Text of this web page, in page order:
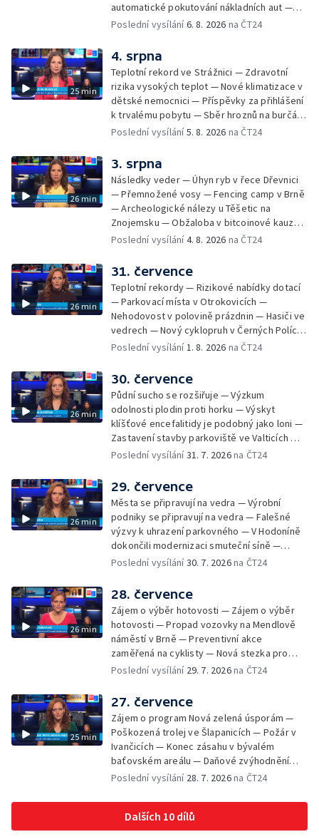
automatické pokutování nákladních aut —
Demolice vyhořelé budovy ve Zlíně — Případ
stadionu na Vyškovsku — Výstraha před
bouřkami — Brno hostí Mezinárodní kytarový
festival — Očkování po kousnutí netopýrem
Poslední vysílání6. 8. 2026 na ČT24
25 min
4. srpna
Teplotní rekord ve Strážnici — Zdravotní
rizika vysokých teplot — Nové klimatizace v
dětské nemocnici — Příspěvky za přihlášení
k trvalému pobytu — Sběr hroznů na burčák
— Dokončení oprav vedení — Skončil termín
vody v obcích — Vyschlá koryta potoků —
Sdílení strážníků na Brněnsku
Poslední vysílání5. 8. 2026 na ČT24
26 min
3. srpna
Následky veder — Úhyn ryb v řece Dřevnici
— Přemnožené vosy — Fencing camp v Brně
— Archeologické nálezy u Těšetic na
Znojemsku — Obžaloba v bitcoinové kauze
— Přestavba silnice přes Bzenec na
Zašové — Letní opravy divadel — Český hlas
ve vesmíru
Poslední vysílání4. 8. 2026 na ČT24
26 min
31. července
Teplotní rekordy — Rizikové nabídky dotací
— Parkovací místa v Otrokovicích —
Nehodovost v polovině prázdnin — Hasiči ve
vedrech — Nový cyklopruh v Černých Polích
— Květinová výstava ve Věžkách
Poslední vysílání1. 8. 2026 na ČT24
26 min
30. července
Půdní sucho se rozšiřuje — Výzkum
odolnosti plodin proti horku — Výskyt
klíšťové encefalitidy je podobný jako loni —
Zastavení stavby parkoviště ve Valticích —
Spor o lokalitu lesa v Rožnově pod
organismus — Kybernetický incident na
Masarykově univerzitě — Slavnostní
vyřazení absolventů Univerzity obran —
Letní kurzy umění pro mladé — Mobilní
kurníky pomáhají na poli
Poslední vysílání31. 7. 2026na ČT24
26 min
29. července
Města se připravují na vedra — Výrobní
podniky se připravují na vedra — Falešné
výzvy k uhrazení parkovného — V Hodoníně
dokončili modernizaci smuteční síně —
Chybějící toalety u dětských hřišť —
bývalého nákupního domu Letná — Končí 52.
ročník Letní filmové školy — 3. ročník
komunitní akce Stůl ve středu — Cesta na
podporu paliativní péče
Poslední vysílání30. 7. 2026na ČT24
26 min
28. července
Zájem o výběr hotovosti — Zájem o výběr
hotovosti — Propad vozovky na Mendlově
náměstí v Brně — Preventivní akce
zaměřená na cyklisty — Nová stezka pro
cyklisty na Zlínsku — Letecká linka mezi
pozorovat zatmění Slunce — Den AČFK na
Letní filmové škole — Milan Uhde slaví 90 let
— Rekonstrukce vojenského srubu
Poslední vysílání 29. 7. 2026na ČT24
25 min
27. července
Zájem o program Nová zelená úsporám —
Poškozená trolej ve Šlapanicích — Požár v
Ivančicích — Konec zásahu v bývalém
baťovském areálu — Daňové zvýhodnění
vína — Výhružky na magistrátu v Olomouci —
Brněnské týmy v první fotbalové lize —
Chystaná rekonstrukce bývalé věznice —
Nový seriál pro děti
Poslední vysílání 28. 7. 2026na ČT24
Dalších 10 dílů